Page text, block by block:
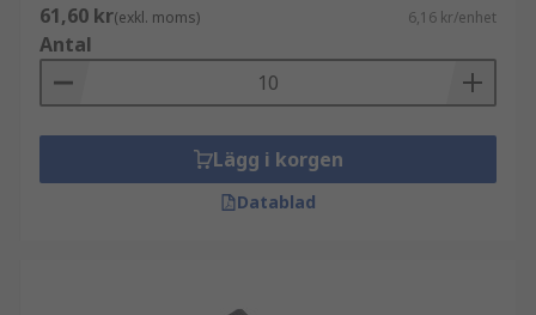
61,60 kr(exkl. moms) 6,16 kr/enhet
Antal
Lägg i korgen
Datablad